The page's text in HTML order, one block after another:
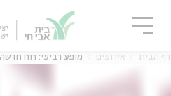
דף הבית אירועים מופע רביעי: רוח חדשה
סגור